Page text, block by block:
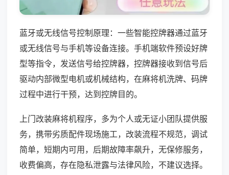
蓝牙或无线信号控制原理：一些智能控牌器通过蓝牙
或无线信号与手机等设备连接。手机端软件预设好牌
型等指令，发送信号给控牌器，控牌器接收到信号后
驱动内部微型电机或机械结构，在麻将机洗牌、码牌
过程中进行干预，达到控牌目的。
上门改装麻将机程序，多为个人或无证小团队提供服
务，携带劣质配件现场施工，改装流程不规范，调试
简单，短期内可用，后期故障率飙升，无保修服务，
收费偏高，存在隐私泄露与法律风险，不建议选择。